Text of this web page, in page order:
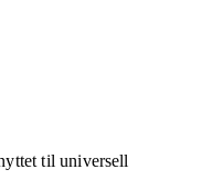
til universell